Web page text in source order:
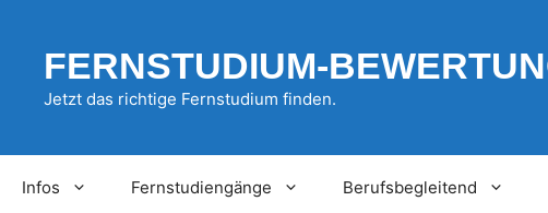
springenFERNSTUDIUM-
Jetzt das richtige Fernstudium finden.
Infos Fernstudiengänge Berufsbegleitend